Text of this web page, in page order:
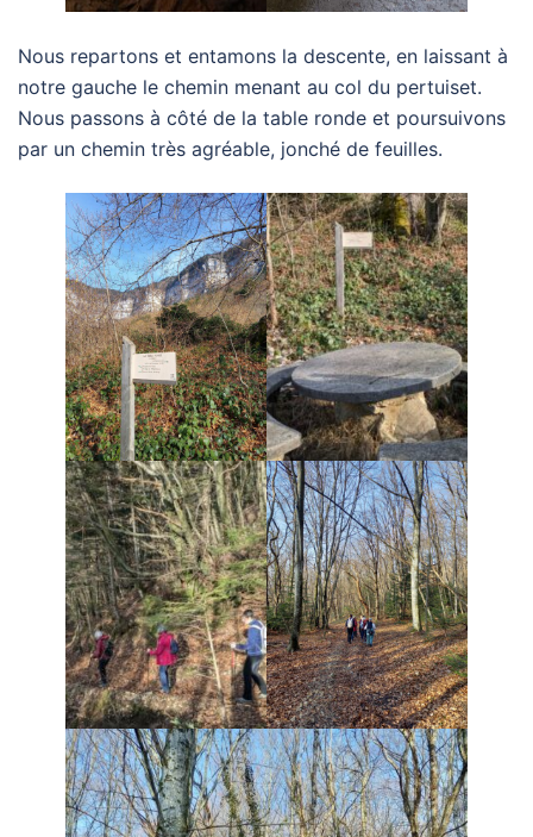
Nous repartons et entamons la descente, en laissant à
notre gauche le chemin menant au col du pertuiset.
Nous passons à côté de la table ronde et poursuivons
par un chemin très agréable, jonché de feuilles.